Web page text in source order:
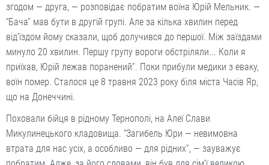
згодом — друга, — розповідає побратим воїна Юрій Мельник. —
“Бача” мав бути в другій групі. Але за кілька хвилин перед
від’їздом йому сказали, щоб долучився до першої. Між заїздами
минуло 20 хвилин. Першу групу вороги обстріляли... Коли я
приїхав, Юрій лежав поранений”. Поки прибули медики з еваку,
воїн помер. Сталося це 8 травня 2023 року біля міста Часів Яр,
що на Донеччині.
Поховали бійця в рідному Тернополі, на Алеї Слави
Микулинецького кладовища. “Загибель Юри — невимовна
втрата для нас усіх, а особливо — для рідних”, — зауважує